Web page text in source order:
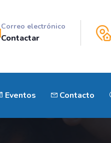
Correo electrónico
Contactar
Eventos Contacto